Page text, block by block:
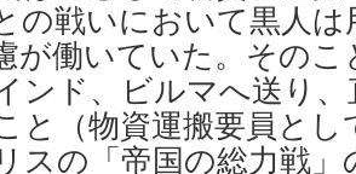
の戦いにおいて黒人
が働いていた。その
ンド、ビルマへ送り
と（物資運搬要員と
スの「帝国の総力戦